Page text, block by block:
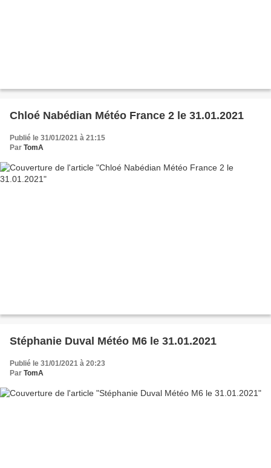
Chloé Nabédian Météo France 2 le 31.01.2021
Publié le 31/01/2021 à 21:15
Par TomA
Stéphanie Duval Météo M6 le 31.01.2021
Publié le 31/01/2021 à 20:23
Par TomA